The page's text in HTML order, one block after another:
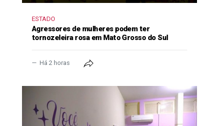
ESTADO
Agressores de mulheres podem ter
tornozeleira rosa em Mato Grosso do Sul
Há 2 horas